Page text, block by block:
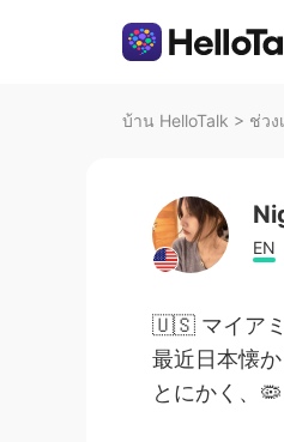
บ้าน HelloTalk > ช่วง
EN
🇺🇸 マイアミ
最近日本懐
とにかく、